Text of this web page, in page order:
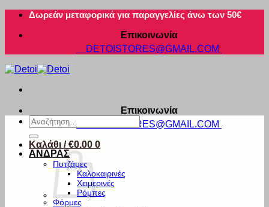
Μετάβαση
περιεχόμενο
Δωρεάν μεταφορικά για παραγγελίες άνω των 50€
Επικοινωνία
DETOISTORES@GMAIL.COM
Επικοινωνία
DETOISTORES@GMAIL.COM
Καλάθι /€0.00 0
Αναζήτηση
για:
ΑΝΔΡΑΣ
Πυτζάμες
Καλοκαιρινές
Χειμερινές
Ρόμπες
Φόρμες